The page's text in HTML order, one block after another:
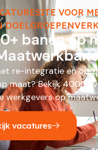
VOOR
banen op
re-integratie en op
maat? Bekijk 4000+
werkgevers op
vacatures